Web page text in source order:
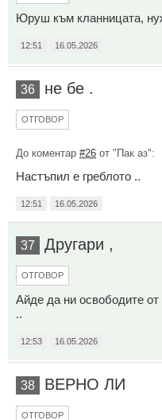
Юруш към кланницата,
12:51 16.05.2026
36 не бе .
ОТГОВОР
До коментар #26 от "Пак аз":
Настъпил е греблото ..
12:51 16.05.2026
37 Другари ,
ОТГОВОР
Айде да ни освободите
..
12:53 16.05.2026
38 ВЕРНО ЛИ
ОТГОВОР